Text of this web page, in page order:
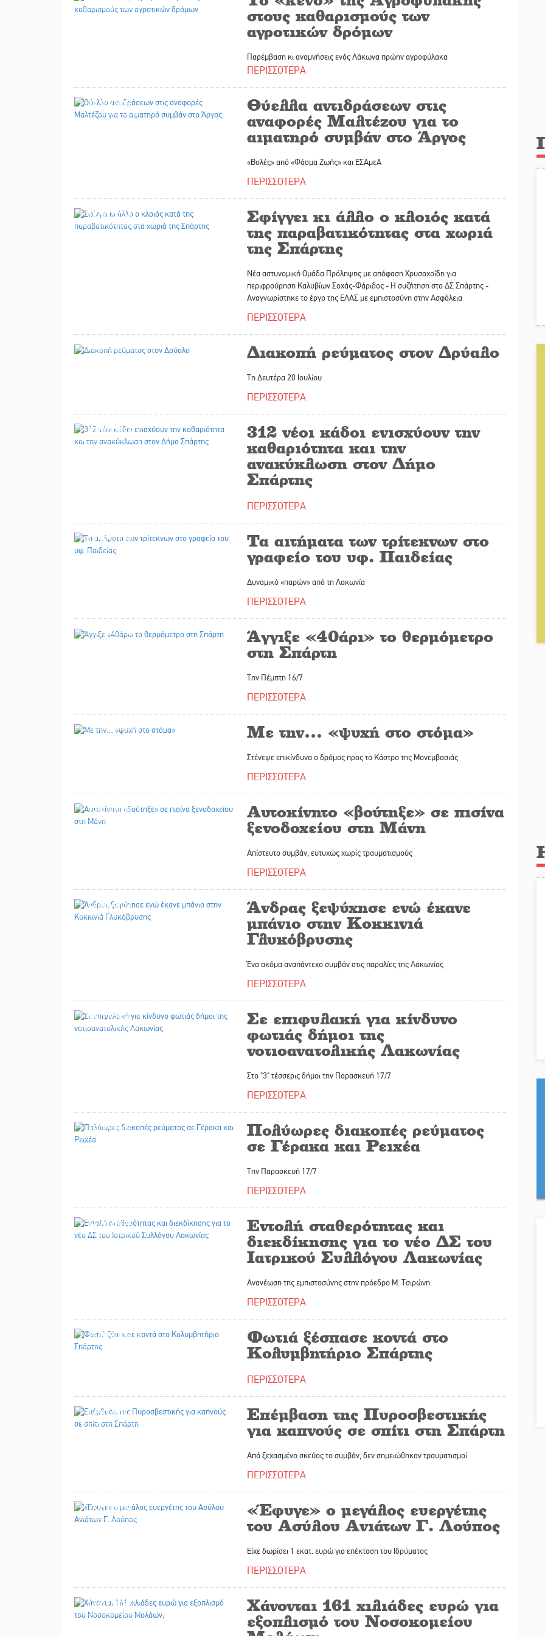
στους καθαρισμούς των
αγροτικών δρόμων
Παρέμβαση κι αναμνήσεις ενός Λάκωνα πρώην αγροφύλακα
ΠΕΡΙΣΣΟΤΕΡΑ
18/07/2026
Θύελλα αντιδράσεων στις
αναφορές Μαλτέζου για το
αιματηρό συμβάν στο Άργος
«Βολές» από «Φάσμα Ζωής» και ΕΣΑμεΑ
ΠΕΡΙΣΣΟΤΕΡΑ
18/07/2026
Σφίγγει κι άλλο ο κλοιός κατά
της παραβατικότητας στα χωριά
της Σπάρτης
Νέα αστυνομική Ομάδα Πρόληψης με απόφαση Χρυσοχοΐδη για
περιφρούρηση Καλυβίων Σοχάς-Φάριδος - Η συζήτηση στο ΔΣ Σπάρτης -
Αναγνωρίστηκε το έργοτης ΕΛΑΣ με εμπιστοσύνη στην Ασφάλεια
ΠΕΡΙΣΣΟΤΕΡΑ
Διακοπή ρεύματος στον Δρύαλο
Τη Δευτέρα 20 Ιουλίου
ΠΕΡΙΣΣΟΤΕΡΑ
17/07/2026
312 νέοι κάδοι ενισχύουν την
καθαριότητα και την
ανακύκλωση στον Δήμο
Σπάρτης
ΠΕΡΙΣΣΟΤΕΡΑ
17/07/2026
Τα αιτήματα των τρίτεκνων στο
γραφείο του υφ. Παιδείας
Δυναμικό «παρών» από τη Λακωνία
ΠΕΡΙΣΣΟΤΕΡΑ
Άγγιξε «40άρι» το θερμόμετρο
στη Σπάρτη
Την Πέμπτη 16/7
ΠΕΡΙΣΣΟΤΕΡΑ
Με την… «ψυχή στο στόμα»
Στένεψε επικίνδυνα ο δρόμος προς το Κάστρο της Μονεμβασιάς
ΠΕΡΙΣΣΟΤΕΡΑ
17/07/2026
Αυτοκίνητο «βούτηξε» σε πισίνα
ξενοδοχείου στη Μάνη
Απίστευτο συμβάν, ευτυχώς χωρίς τραυματισμούς
ΠΕΡΙΣΣΟΤΕΡΑ
16/07/2026
Άνδρας ξεψύχησε ενώ έκανε
μπάνιο στην Κοκκινιά
Γλυκόβρυσης
Ένα ακόμα αναπάντεχο συμβάν στις παραλίες της Λακωνίας
ΠΕΡΙΣΣΟΤΕΡΑ
16/07/2026
Σε επιφυλακή για κίνδυνο
φωτιάς δήμοι της
νοτιοανατολικής Λακωνίας
Στο "3" τέσσερις δήμοι την Παρασκευή 17/7
ΠΕΡΙΣΣΟΤΕΡΑ
16/07/2026
Πολύωρες διακοπές ρεύματος
σε Γέρακα και Ρειχέα
Την Παρασκευή 17/7
ΠΕΡΙΣΣΟΤΕΡΑ
16/07/2026
Εντολή σταθερότητας και
διεκδίκησης για το νέο ΔΣ του
Ιατρικού Συλλόγου Λακωνίας
Ανανέωση της εμπιστοσύνης στην πρόεδρο Μ. Τσιρώνη
ΠΕΡΙΣΣΟΤΕΡΑ
16/07/2026
Φωτιά ξέσπασε κοντά στο
Κολυμβητήριο Σπάρτης
ΠΕΡΙΣΣΟΤΕΡΑ
16/07/2026
Επέμβαση της Πυροσβεστικής
για καπνούς σε σπίτι στη Σπάρτη
Από ξεχασμένο σκεύος το συμβάν, δεν σημειώθηκαν τραυματισμοί
ΠΕΡΙΣΣΟΤΕΡΑ
16/07/2026
«Έφυγε» ο μεγάλος ευεργέτης
του Ασύλου Ανιάτων Γ. Λούπος
Είχε δωρίσει 1 εκατ. ευρώ για επέκταση του Ιδρύματος
ΠΕΡΙΣΣΟΤΕΡΑ
16/07/2026
Χάνονται 161 χιλιάδες ευρώ για
εξοπλισμό του Νοσοκομείου